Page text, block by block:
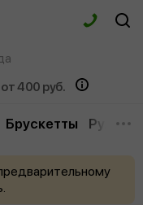
400 руб.
Брускетты